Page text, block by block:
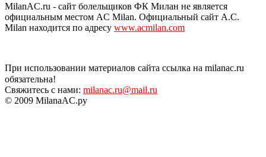
MilanAC.ru - сайт болельщиков ФК Милан не является
официальным местом AC Milan. Официальный сайт A.C.
Milan находится по адресу www.acmilan.com
При использовании материалов сайта ссылка на milanac.ru
обязательна!
Свяжитесь с нами: milanac.ru@mail.ru
© 2009 MilanaAC.ру